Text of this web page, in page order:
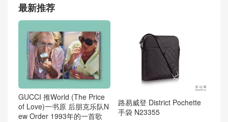
最新推荐
GUCCI 推World (The Price
of Love)一书原 后朋克乐队N
ew Order 1993年的一首歌
路易威登 District Pochette
手袋 N23355